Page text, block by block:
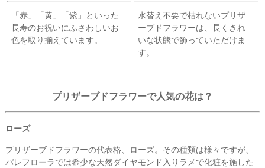
「赤」「黄」「紫」といった
長寿のお祝いにふさわしいお
色を取り揃えています。
水替え不要で枯れないプリザ
ーブドフラワーは、長くきれ
いな状態で飾っていただけま
す。
プリザーブドフラワーで人気の花は？
ローズ
プリザーブドフラワーの代表格、ローズ。その種類は様々ですが、
パレフローラでは希少な天然ダイヤモンド入りラメで化粧を施した